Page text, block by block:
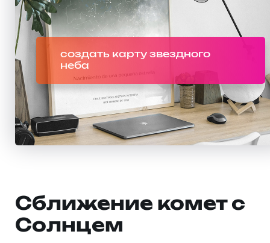
создать карту звездного
неба
Сближение комет с
Солнцем